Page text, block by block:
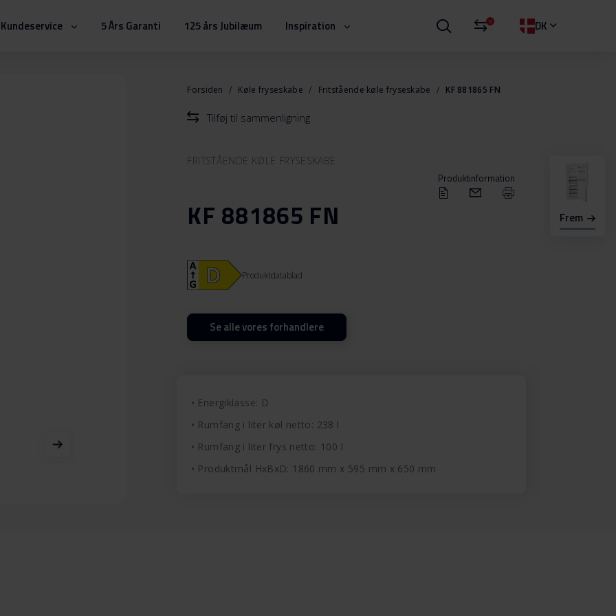
Kundeservice 5 Års Garanti 125 års Jubilæum Inspiration 0 DK
Frem
Forsiden Køle fryseskabe Fritstående køle fryseskabe KF 881865 FN
Tilføj til sammenligning
FRITSTÅENDE KØLE FRYSESKABE
Produktinformation
KF 881865 FN
Produktdatablad
Se alle vores forhandlere
Energiklasse: D
Rumfang i liter køl netto: 238 l
Rumfang i liter frys netto: 100 l
Produktmål HxBxD: 1860 mm x 595 mm x 650 mm